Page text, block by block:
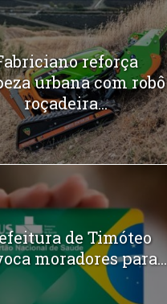
reforça
urbana com robô
roçadeira...
de Timóteo
moradores para...